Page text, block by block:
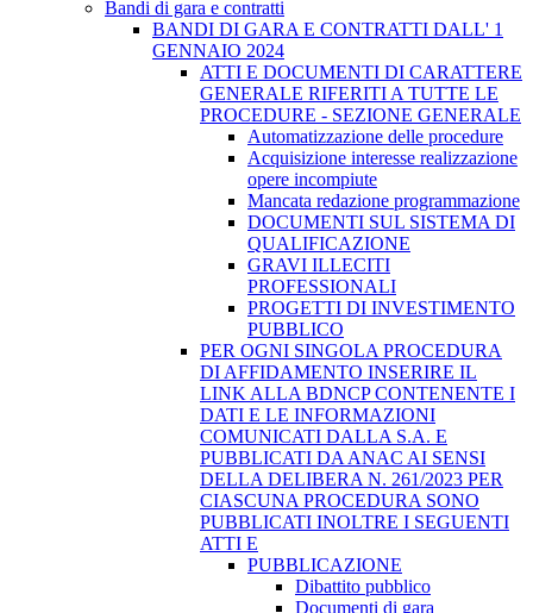
Bandi di gara e contratti
BANDI DI GARA E CONTRATTI DALL' 1
GENNAIO 2024
ATTI E DOCUMENTI DI CARATTERE
GENERALE RIFERITI A TUTTE LE
PROCEDURE - SEZIONE GENERALE
Automatizzazione delle procedure
Acquisizione interesse realizzazione
opere incompiute
Mancata redazione programmazione
DOCUMENTI SUL SISTEMA DI
QUALIFICAZIONE
GRAVI ILLECITI
PROFESSIONALI
PROGETTI DI INVESTIMENTO
PUBBLICO
PER OGNI SINGOLA PROCEDURA
DI AFFIDAMENTO INSERIRE IL
LINK ALLA BDNCP CONTENENTE I
DATI E LE INFORMAZIONI
COMUNICATI DALLA S.A. E
PUBBLICATI DA ANAC AI SENSI
DELLA DELIBERA N. 261/2023 PER
CIASCUNA PROCEDURA SONO
PUBBLICATI INOLTRE I SEGUENTI
ATTI E
PUBBLICAZIONE
Dibattito pubblico
Documenti di gara